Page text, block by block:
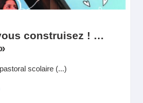
construisez ! …
scolaire (...)